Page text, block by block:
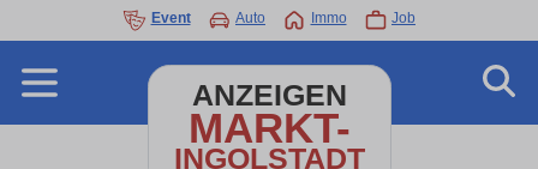
Event Auto Immo Job
ANZEIGEN
MARKT-
INGOLSTADT